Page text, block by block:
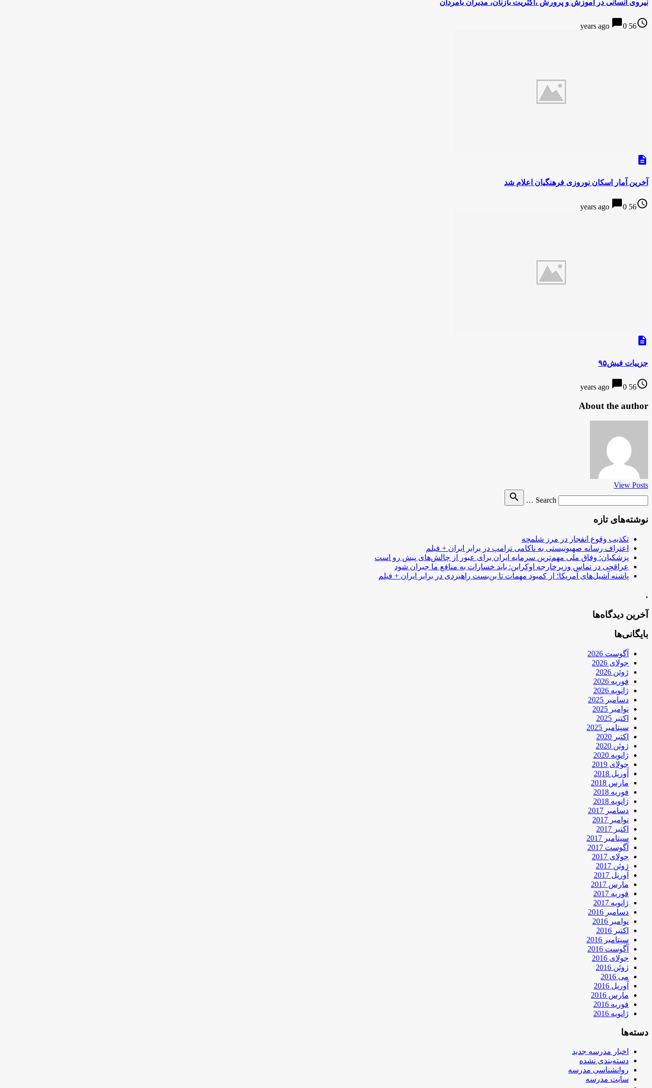
نیروی انسانی در آموزش و پرورش ،اکثریت بازنان، مدیران بامردان
access_time
56 years ago
chat_bubble0
description
آخرین آمار اسکان نوروزی فرهنگیان اعلام شد
access_time
56 years ago
chat_bubble0
description
جزییات فیش۹۵
access_time
56 years ago
chat_bubble0
About the author
View Posts
Search …
search
نوشته‌های تازه
تکذیب وقوع انفجار در مرز شلمچه
اعتراف رسانه صهیونیستی به ناکامی ترامپ در برابر ایران + فیلم
پزشکیان: وفاق ملی مهم‌ترین سرمایه ایران برای عبور از چالش‌های پیش رو است
عراقچی در تماس وزیرخارجه اوکراین: باید خسارات به منافع ما جبران شود
پاشنه آشیل‌های آمریکا؛ از کمبود مهمات تا بن‌بست راهبردی در برابر ایران + فیلم
.
آخرین دیدگاه‌ها
بایگانی‌ها
آگوست 2026
جولای 2026
ژوئن 2026
فوریه 2026
ژانویه 2026
دسامبر 2025
نوامبر 2025
اکتبر 2025
سپتامبر 2025
اکتبر 2020
ژوئن 2020
ژانویه 2020
جولای 2019
آوریل 2018
مارس 2018
فوریه 2018
ژانویه 2018
دسامبر 2017
نوامبر 2017
اکتبر 2017
سپتامبر 2017
آگوست 2017
جولای 2017
ژوئن 2017
آوریل 2017
مارس 2017
فوریه 2017
ژانویه 2017
دسامبر 2016
نوامبر 2016
اکتبر 2016
سپتامبر 2016
آگوست 2016
جولای 2016
ژوئن 2016
می 2016
آوریل 2016
مارس 2016
فوریه 2016
ژانویه 2016
دسته‌ها
اخبار مدرسه جدید
دسته‌بندی نشده
روانشناسی مدرسه
سایت مدرسه